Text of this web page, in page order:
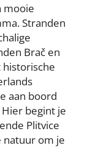
mooie
Stranden
Brač en
historische
aan boord
begint je
Plitvice
natuur om je